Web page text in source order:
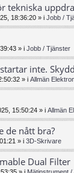
tekniska
18:36:20 » i Jobb /
» i Jobb / Tjänster
inte.
» i Allmän
15:50:24 » i Allmän
de nått bra?
» i 3D-Skrivare
Dual Filter